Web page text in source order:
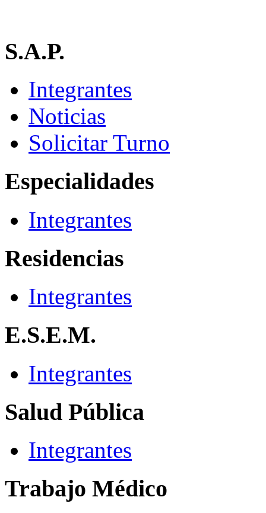
S.A.P.
Integrantes
Noticias
Solicitar Turno
Especialidades
Integrantes
Residencias
Integrantes
E.S.E.M.
Integrantes
Salud Pública
Integrantes
Trabajo Médico